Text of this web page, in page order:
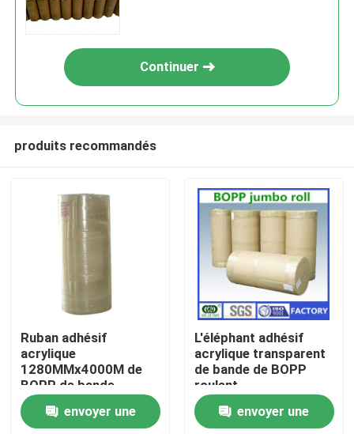
Accueil
A propos de nous
Contacts
Continuer
produits recommandés
Ruban adhésif
acrylique
1280MMx4000M de
BOPP de bande
résistante de petit
pain enormeenvoyer une
L'éléphant adhésif
acrylique transparent
de bande de BOPP
roulent
1280mmx4000m
adapté aux besoins du
envoyer une